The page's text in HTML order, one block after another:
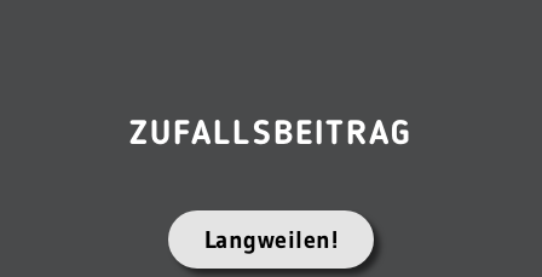
ZUFALLSBEITRAG
Langweilen!